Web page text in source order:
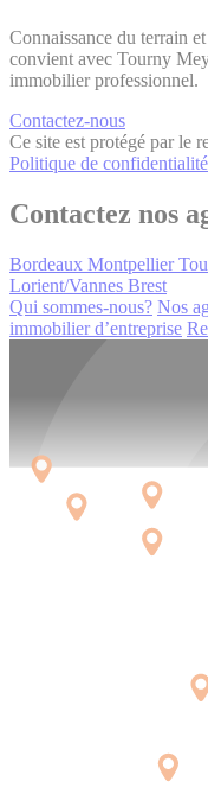
Connaissance du terrain
convient avec Tourny
immobilier professionnel.
Contactez-nous
Ce site est protégé par le
Politique de confidentialité
Contactez nos
Bordeaux Montpellier
Lorient/Vannes Brest
Qui sommes-nous? Nos
immobilier d’entreprise